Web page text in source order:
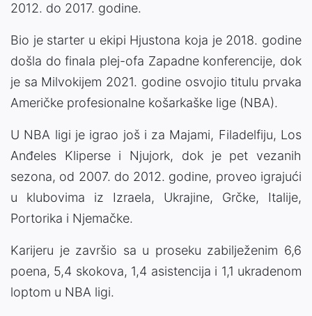
2012. do 2017. godine.
Bio je starter u ekipi Hjustona koja je 2018. godine
došla do finala plej-ofa Zapadne konferencije, dok
je sa Milvokijem 2021. godine osvojio titulu prvaka
Američke profesionalne košarkaške lige (NBA).
U NBA ligi je igrao još i za Majami, Filadelfiju, Los
Anđeles Kliperse i Njujork, dok je pet vezanih
sezona, od 2007. do 2012. godine, proveo igrajući
u klubovima iz Izraela, Ukrajine, Grčke, Italije,
Portorika i Njemačke.
Karijeru je završio sa u proseku zabilježenim 6,6
poena, 5,4 skokova, 1,4 asistencija i 1,1 ukradenom
loptom u NBA ligi.